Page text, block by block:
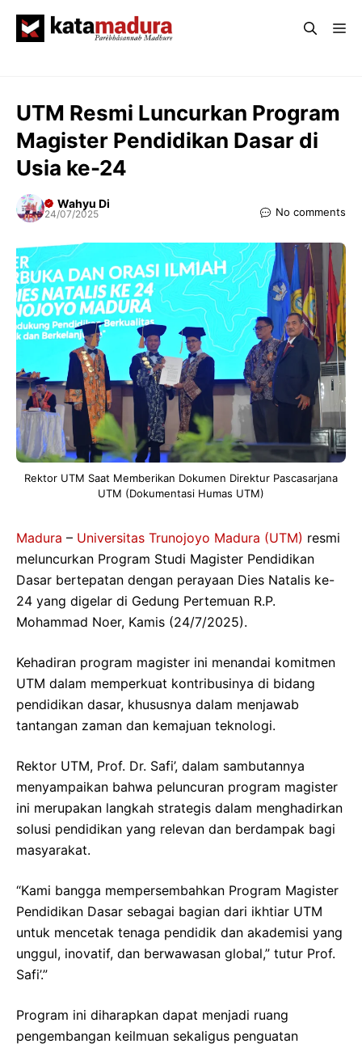
UTM Resmi Luncurkan Program
Magister Pendidikan Dasar di
Usia ke-24
Wahyu Di
24/07/2025 No comments
Rektor UTM Saat Memberikan Dokumen Direktur Pascasarjana
UTM (Dokumentasi Humas UTM)
Madura – Universitas Trunojoyo Madura (UTM) resmi
meluncurkan Program Studi Magister Pendidikan
Dasar bertepatan dengan perayaan Dies Natalis ke-
24 yang digelar di Gedung Pertemuan R.P.
Mohammad Noer, Kamis (24/7/2025).
Kehadiran program magister ini menandai komitmen
UTM dalam memperkuat kontribusinya di bidang
pendidikan dasar, khususnya dalam menjawab
tantangan zaman dan kemajuan teknologi.
Rektor UTM, Prof. Dr. Safi’, dalam sambutannya
menyampaikan bahwa peluncuran program magister
ini merupakan langkah strategis dalam menghadirkan
solusi pendidikan yang relevan dan berdampak bagi
masyarakat.
“Kami bangga mempersembahkan Program Magister
Pendidikan Dasar sebagai bagian dari ikhtiar UTM
untuk mencetak tenaga pendidik dan akademisi yang
unggul, inovatif, dan berwawasan global,” tutur Prof.
Safi’.”
Program ini diharapkan dapat menjadi ruang
pengembangan keilmuan sekaligus penguatan